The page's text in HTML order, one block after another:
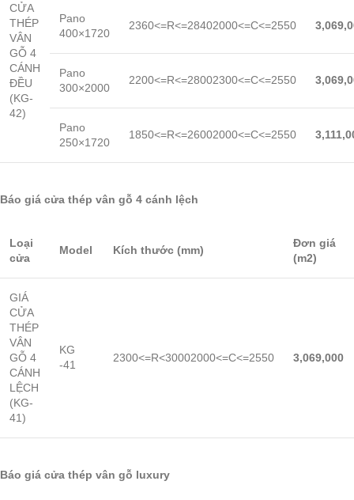
CỬA
THÉP
VÂN
GỖ 4
CÁNH
ĐỀU
(KG-
42)
Pano
400×1720
2360<=R<=28402000<=C<=2550
Pano
300×2000
2200<=R<=28002300<=C<=2550
Pano
250×1720
1850<=R<=26002000<=C<=2550
Báo giá cửa thép vân gỗ 4 cánh lệch
Loại
cửa
Model Kích thước (mm)
Đơn giá
(m2)
GIÁ
CỬA
THÉP
VÂN
GỖ 4
CÁNH
LỆCH
(KG-
41)
KG
-41
2300<=R<30002000<=C<=2550 3,069,000
Báo giá cửa thép vân gỗ luxury